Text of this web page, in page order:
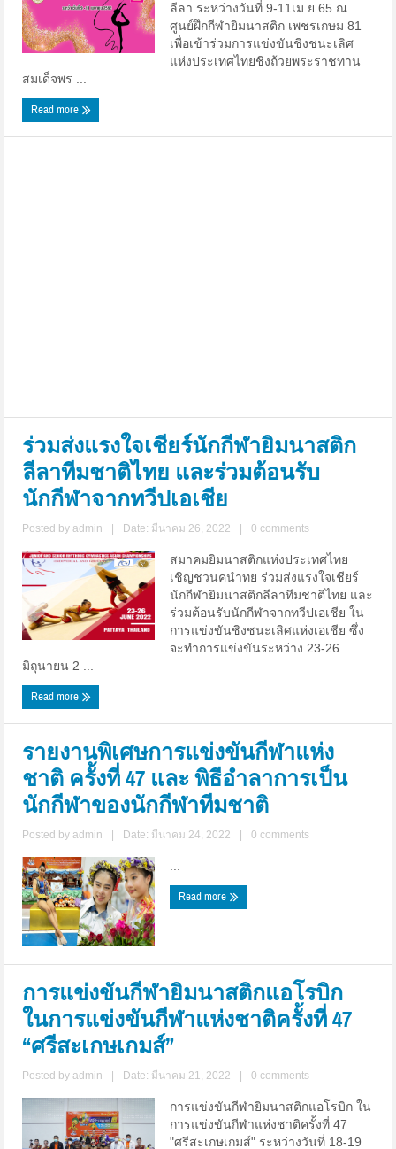
ลีลา ระหว่างวันที่ 9-11เม.ย 65 ณ
ศูนย์ฝึกกีฬายิมนาสติก เพชรเกษม 81
เพื่อเข้าร่วมการแข่งขันชิงชนะเลิศ
แห่งประเทศไทยชิงถ้วยพระราชทาน
สมเด็จพร ...
Read more
ร่วมส่งแรงใจเชียร์นักกีฬายิมนาสติก
ลีลาทีมชาติไทย และร่วมต้อนรับ
นักกีฬาจากทวีปเอเชีย
Posted byadmin Date: มีนาคม 26, 2022 0 comments
สมาคมยิมนาสติกแห่งประเทศไทย
เชิญชวนคนำทย ร่วมส่งแรงใจเชียร์
นักกีฬายิมนาสติกลีลาทีมชาติไทย และ
ร่วมต้อนรับนักกีฬาจากทวีปเอเชีย ใน
การแข่งขันชิงชนะเลิศแห่งเอเชีย ซึ่ง
จะทำการแข่งขันระหว่าง 23-26
มิถุนายน 2 ...
Read more
รายงานพิเศษการแข่งขันกีฬาแห่ง
ชาติ ครั้งที่ 47 และ พิธีอำลาการเป็น
นักกีฬาของนักกีฬาทีมชาติ
Posted byadmin Date: มีนาคม 24, 2022 0 comments
Read more
การแข่งขันกีฬายิมนาสติกแอโรบิก
ในการแข่งขันกีฬาแห่งชาติครั้งที่ 47
“ศรีสะเกษเกมส์”
Posted byadmin Date: มีนาคม 21, 2022 0 comments
การแข่งขันกีฬายิมนาสติกแอโรบิก ใน
การแข่งขันกีฬาแห่งชาติครั้งที่ 47
"ศรีสะเกษเกมส์" ระหว่างวันที่ 18-19